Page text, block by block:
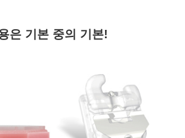
은 기본 중의 기본!